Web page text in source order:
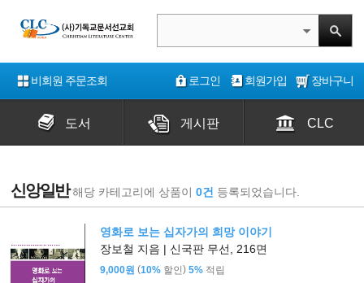
비회원 주문조회 로그인 회원가입 장바구니
도서 게시판 CLC
신앙일반 해당 카테고리에 상품이 0건 등록되었습니다.
영화로 보는 십자가의 희망 이야기
장보철 지음 | 신국판 무선, 216면
9,000원 (10% 할인) 5% 적립